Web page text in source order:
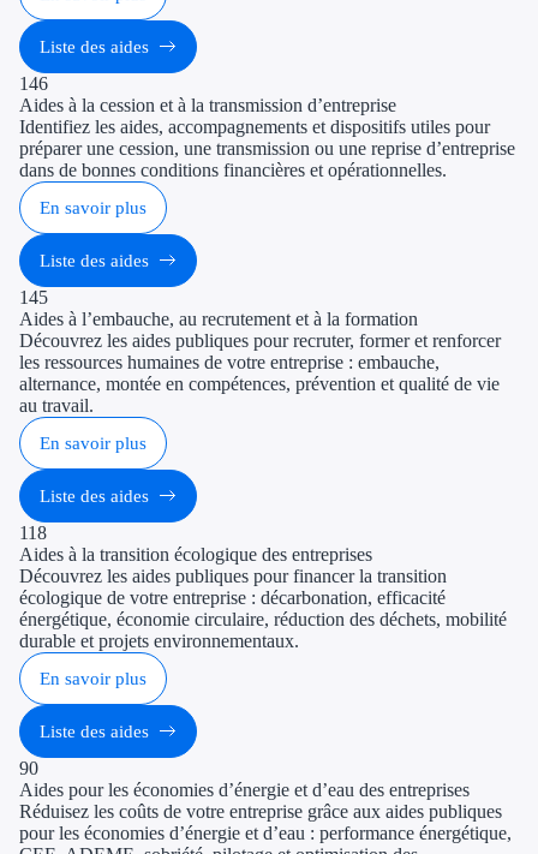
Liste des aides
146
Aides à la cession et à la transmission d’entreprise
Identifiez les aides, accompagnements et dispositifs utiles pour
préparer une cession, une transmission ou une reprise d’entreprise
dans de bonnes conditions financières et opérationnelles.
En savoir plus
Liste des aides
145
Aides à l’embauche, au recrutement et à la formation
Découvrez les aides publiques pour recruter, former et renforcer
les ressources humaines de votre entreprise : embauche,
alternance, montée en compétences, prévention et qualité de vie
au travail.
En savoir plus
Liste des aides
118
Aides à la transition écologique des entreprises
Découvrez les aides publiques pour financer la transition
écologique de votre entreprise : décarbonation, efficacité
énergétique, économie circulaire, réduction des déchets, mobilité
durable et projets environnementaux.
En savoir plus
Liste des aides
90
Aides pour les économies d’énergie et d’eau des entreprises
Réduisez les coûts de votre entreprise grâce aux aides publiques
pour les économies d’énergie et d’eau : performance énergétique,